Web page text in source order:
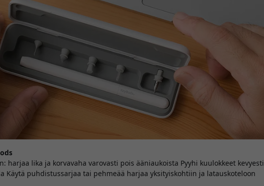
harjaa lika ja korvavaha varovasti pois ääniaukoista Pyyhi kuulokkeet kevyesti
Käytä puhdistussarjaa tai pehmeää harjaa yksityiskohtiin ja latauskoteloon